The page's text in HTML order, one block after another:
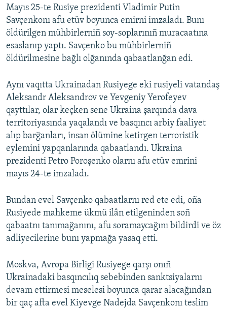
Mayıs 25-te Rusiye prezidenti Vladimir Putin
Savçenkonı afu etüv boyunca emirni imzaladı. Bunı
öldürilgen mühbirlerniñ soy-soplarınıñ muracaatına
esaslanıp yaptı. Savçenko bu mühbirlerniñ
öldürilmesine bağlı olğanında qabaatlanğan edi.
Aynı vaqıtta Ukrainadan Rusiyege eki rusiyeli vatandaş
Aleksandr Aleksandrov ve Yevgeniy Yerofeyev
qayttılar, olar keçken sene Ukraina şarqında dava
territoriyasında yaqalandı ve basqıncı arbiy faaliyet
alıp barğanları, insan ölümine ketirgen terroristik
eylemini yapqanlarında qabaatlandı. Ukraina
prezidenti Petro Poroşenko olarnı afu etüv emrini
mayıs 24-te imzaladı.
Bundan evel Savçenko qabaatlarnı red ete edi, oña
Rusiyede mahkeme ükmü ilân etilgeninden soñ
qabaatnı tanımağanını, afu soramaycağını bildirdi ve öz
adliyecilerine bunı yapmağa yasaq etti.
Moskva, Avropa Birligi Rusiyege qarşı onıñ
Ukrainadaki basqıncılıq sebebinden sanktsiyalarnı
devam ettirmesi meselesi boyunca qarar alacağından
bir qaç afta evel Kiyevge Nadejda Savçenkonı teslim